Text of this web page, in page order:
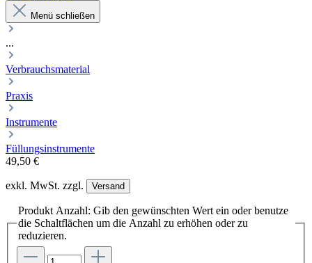
Menü schließen
...
Verbrauchsmaterial
Praxis
Instrumente
Füllungsinstrumente
49,50 €
exkl. MwSt. zzgl. Versand
Produkt Anzahl: Gib den gewünschten Wert ein oder benutze
die Schaltflächen um die Anzahl zu erhöhen oder zu
reduzieren.